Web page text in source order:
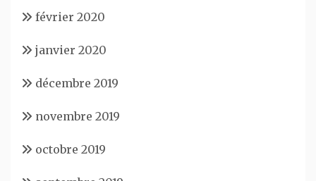
février 2020
janvier 2020
décembre 2019
novembre 2019
octobre 2019